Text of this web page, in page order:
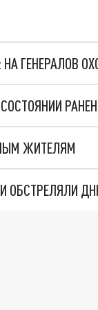
ГЕНЕРАЛОВ
ЖИТЕЛЯМ
ОБСТРЕЛЯЛИ